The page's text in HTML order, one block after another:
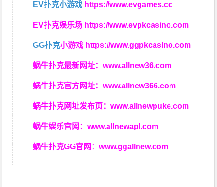
EV扑克小游戏 https://www.evgames.cc
EV扑克娱乐场 https://www.evpkcasino.com
GG扑克小游戏 https://www.ggpkcasino.com
蜗牛扑克最新网址：www.allnew36.com
蜗牛扑克官方网址：www.allnew366.com
蜗牛扑克网址发布页：www.allnewpuke.com
蜗牛娱乐官网：www.allnewapl.com
蜗牛扑克GG官网：www.ggallnew.com